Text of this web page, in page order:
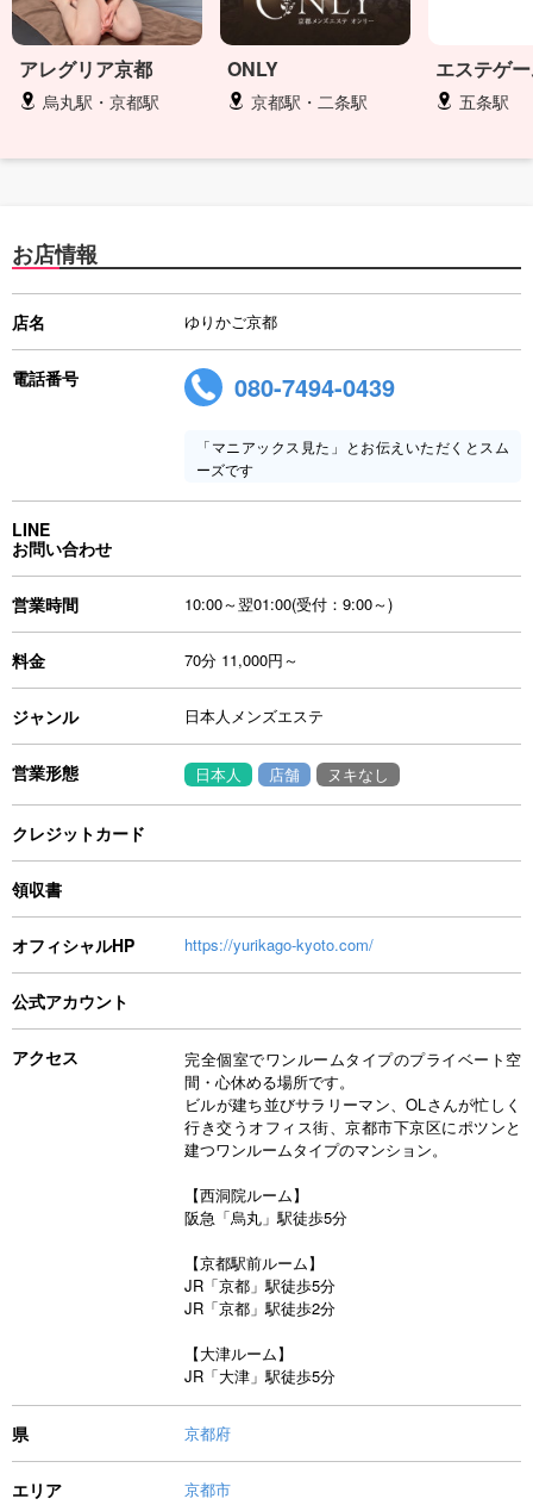
アレグリア京都
烏丸駅・京都駅
ONLY
京都駅・二条駅
エステゲ
五条駅
お店情報
店名 ゆりかご京都
電話番号 080-7494-0439
「マニアックス見た」とお伝えいただくとスム
ーズです
LINE
お問い合わせ
営業時間 10:00～翌01:00(受付：9:00～)
料金 70分 11,000円～
ジャンル 日本人メンズエステ
営業形態 日本人 店舗 ヌキなし
クレジットカード
領収書
オフィシャルHP https://yurikago-kyoto.com/
公式アカウント
アクセス
完全個室でワンルームタイプのプライベート空
間・心休める場所です。
ビルが建ち並びサラリーマン、OLさんが忙しく
行き交うオフィス街、京都市下京区にポツンと
建つワンルームタイプのマンション。
【西洞院ルーム】
阪急「烏丸」駅徒歩5分
【京都駅前ルーム】
JR「京都」駅徒歩5分
JR「京都」駅徒歩2分
【大津ルーム】
JR「大津」駅徒歩5分
県 京都府
エリア 京都市